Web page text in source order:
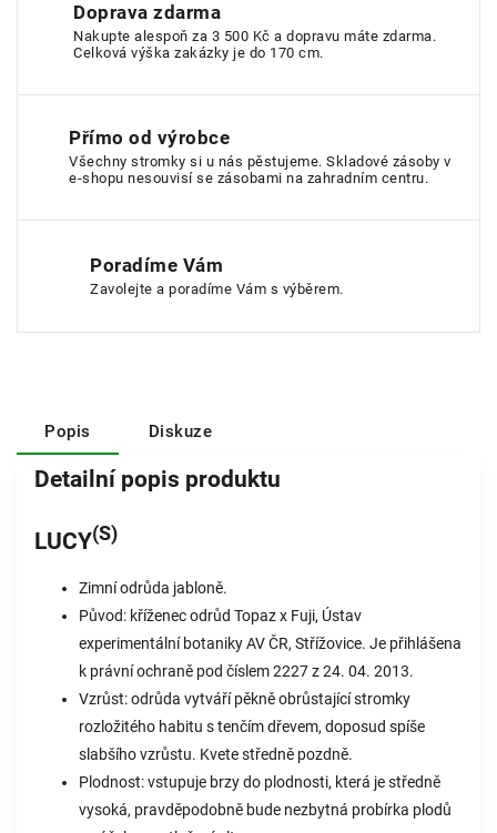
Doprava zdarma
Nakupte alespoň za 3 500 Kč a dopravu máte zdarma.
Celková výška zakázky je do 170 cm.
Přímo od výrobce
Všechny stromky si u nás pěstujeme. Skladové zásoby v
e-shopu nesouvisí se zásobami na zahradním centru.
Poradíme Vám
Zavolejte a poradíme Vám s výběrem.
Popis Diskuze
Detailní popis produktu
LUCY(S)
Zimní odrůda jabloně.
Původ: kříženec odrůd Topaz x Fuji, Ústav
experimentální botaniky AV ČR, Střížovice. Je přihlášena
k právní ochraně pod číslem 2227 z 24. 04. 2013.
Vzrůst: odrůda vytváří pěkně obrůstající stromky
rozložitého habitu s tenčím dřevem, doposud spíše
slabšího vzrůstu. Kvete středně pozdně.
Plodnost: vstupuje brzy do plodnosti, která je středně
vysoká, pravděpodobně bude nezbytná probírka plodů